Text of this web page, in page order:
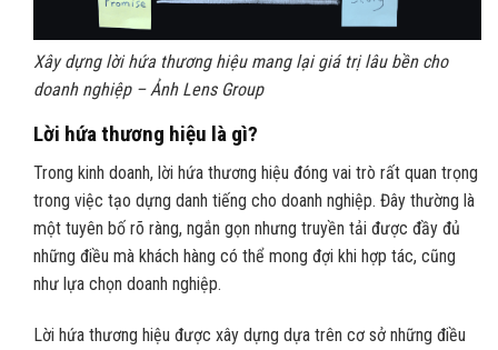
Xây dựng lời hứa thương hiệu mang lại giá trị lâu bền cho
doanh nghiệp – Ảnh Lens Group
Lời hứa thương hiệu là gì?
Trong kinh doanh, lời hứa thương hiệu đóng vai trò rất quan trọng
trong việc tạo dựng danh tiếng cho doanh nghiệp. Đây thường là
một tuyên bố rõ ràng, ngắn gọn nhưng truyền tải được đầy đủ
những điều mà khách hàng có thể mong đợi khi hợp tác, cũng
như lựa chọn doanh nghiệp.
Lời hứa thương hiệu được xây dựng dựa trên cơ sở những điều